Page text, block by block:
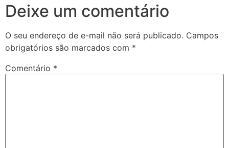
Deixe um comentário
O seu endereço de e-mail não será publicado. Campos
obrigatórios são marcados com *
Comentário *